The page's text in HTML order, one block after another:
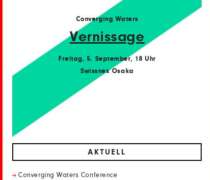
Converging Waters
Vernissage
Freitag, 5. September, 18 Uhr
Swissnex Osaka
AKTUELL
Converging Waters Conference